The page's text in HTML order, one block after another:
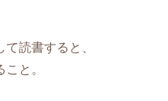
読書すると、
と。